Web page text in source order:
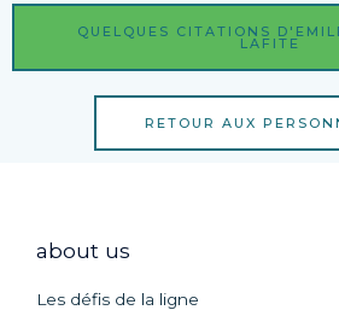
QUELQUES CITATIONS
LAFITE
RETOUR AUX
about us
Les défis de la ligne